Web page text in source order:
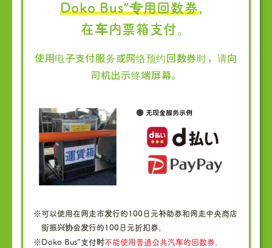
Doko Bus”专用回数券，
在车内票箱支付。
使用电子支付服务或网络预约回数券时， 请向
司机出示终端屏幕。
※可以使用在网走市发行的100日元补助券和网走中央商店
街振兴协会发行的100日元折扣券。
※Doko Bus”支付时不能使用普通公共汽车的回数券。